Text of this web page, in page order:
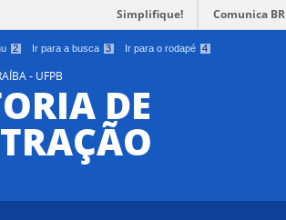
2 Ir para a busca 3 Ir para o rodapé 4
Simplifique! Comunica BR
- UFPB
DE